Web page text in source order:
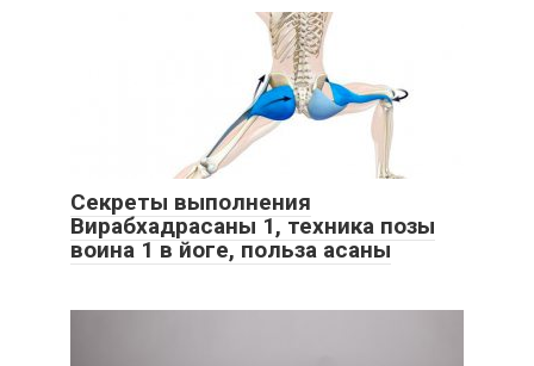
Секреты выполнения
Вирабхадрасаны 1, техника позы
воина 1 в йоге, польза асаны